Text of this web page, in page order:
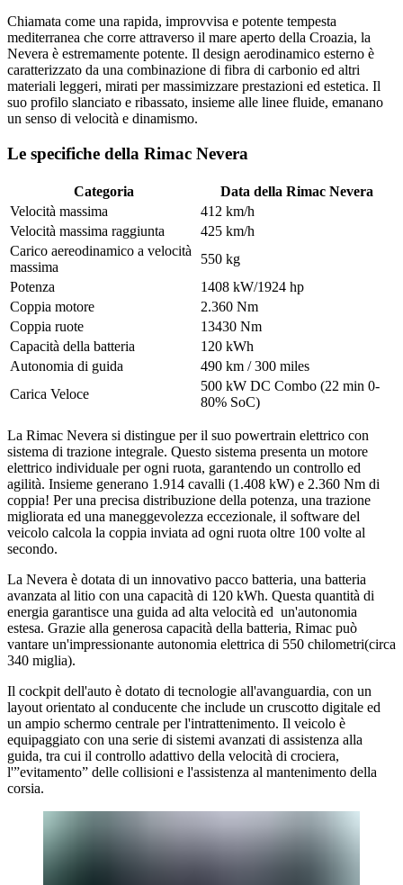
Chiamata come una rapida, improvvisa e potente tempesta
mediterranea che corre attraverso il mare aperto della Croazia, la
Nevera è estremamente potente. Il design aerodinamico esterno è
caratterizzato da una combinazione di fibra di carbonio ed altri
materiali leggeri, mirati per massimizzare prestazioni ed estetica. Il
suo profilo slanciato e ribassato, insieme alle linee fluide, emanano
un senso di velocità e dinamismo.
Le specifiche della Rimac Nevera
Categoria
Data della Rimac Nevera
Velocità massima
412 km/h
Velocità massima raggiunta
425 km/h
Carico aereodinamico a velocità
massima
550 kg
Potenza
1408 kW/1924 hp
Coppia motore
2.360 Nm
Coppia ruote
13430 Nm
Capacità della batteria
120 kWh
Autonomia di guida
490 km / 300 miles
Carica Veloce
500 kW DC Combo (22 min 0-
80% SoC)
La Rimac Nevera si distingue per il suo powertrain elettrico con
sistema di trazione integrale. Questo sistema presenta un motore
elettrico individuale per ogni ruota, garantendo un controllo ed
agilità. Insieme generano 1.914 cavalli (1.408 kW) e 2.360 Nm di
coppia! Per una precisa distribuzione della potenza, una trazione
migliorata ed una maneggevolezza eccezionale, il software del
veicolo calcola la coppia inviata ad ogni ruota oltre 100 volte al
secondo.
La Nevera è dotata di un innovativo pacco batteria, una batteria
avanzata al litio con una capacità di 120 kWh. Questa quantità di
energia garantisce una guida ad alta velocità ed un'autonomia
estesa. Grazie alla generosa capacità della batteria, Rimac può
vantare un'impressionante autonomia elettrica di 550 chilometri(circa
340 miglia).
Il cockpit dell'auto è dotato di tecnologie all'avanguardia, con un
layout orientato al conducente che include un cruscotto digitale ed
un ampio schermo centrale per l'intrattenimento. Il veicolo è
equipaggiato con una serie di sistemi avanzati di assistenza alla
guida, tra cui il controllo adattivo della velocità di crociera,
l'”evitamento” delle collisioni e l'assistenza al mantenimento della
corsia.